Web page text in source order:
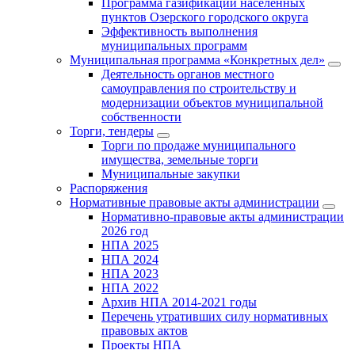
Программа газификации населенных
пунктов Озерского городского округа
Эффективность выполнения
муниципальных программ
Муниципальная программа «Конкретных дел»
Деятельность органов местного
самоуправления по строительству и
модернизации объектов муниципальной
собственности
Торги, тендеры
Торги по продаже муниципального
имущества, земельные торги
Муниципальные закупки
Распоряжения
Нормативные правовые акты администрации
Нормативно-правовые акты администрации
2026 год
НПА 2025
НПА 2024
НПА 2023
НПА 2022
Архив НПА 2014-2021 годы
Перечень утративших силу нормативных
правовых актов
Проекты НПА